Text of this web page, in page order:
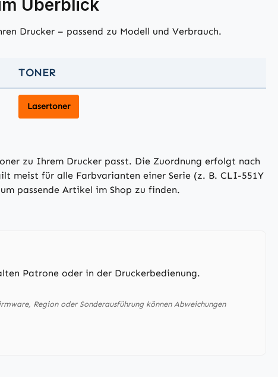
Überblick
Drucker – passend zu Modell und Verbrauch.
TONER
Lasertoner
zu Ihrem Drucker passt. Die Zuordnung erfolgt nach
meist für alle Farbvarianten einer Serie (z. B. CLI-551Y
passende Artikel im Shop zu finden.
Patrone oder in der Druckerbedienung.
Region oder Sonderausführung können Abweichungen